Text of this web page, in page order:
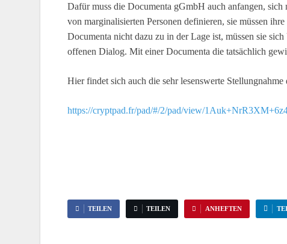
Dafür muss die Documenta gGmbH auch anfangen,
von marginalisierten Personen definieren, sie müssen
Documenta nicht dazu zu in der Lage ist, müssen sie
offenen Dialog. Mit einer Documenta die tatsächlich
Hier findet sich auch die sehr lesenswerte
https://cryptpad.fr/pad/#/2/pad/view/
TEILEN TEILEN ANHEFTEN